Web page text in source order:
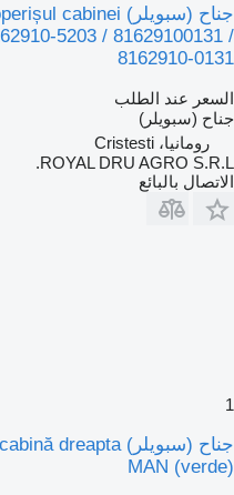
5203 / 81629100131 /
8162910-0131
السعر عند الطلب
جناح (سبويلر)
رومانيا، Cristesti
ROYAL DRU AGRO S.R.L.
الاتصال بالبائع
1
MAN (verde)